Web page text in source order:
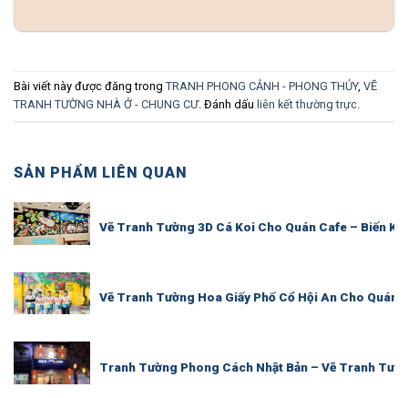
Bài viết này được đăng trong TRANH PHONG CẢNH - PHONG THỦY, VẼ
TRANH TƯỜNG NHÀ Ở - CHUNG CƯ. Đánh dấu liên kết thường trực.
SẢN PHẨM LIÊN QUAN
Vẽ Tranh Tường 3D Cá Koi Cho Quán Cafe – Biến
Vẽ Tranh Tường Hoa Giấy Phố Cổ Hội An Cho Quán
Tranh Tường Phong Cách Nhật Bản – Vẽ Tranh